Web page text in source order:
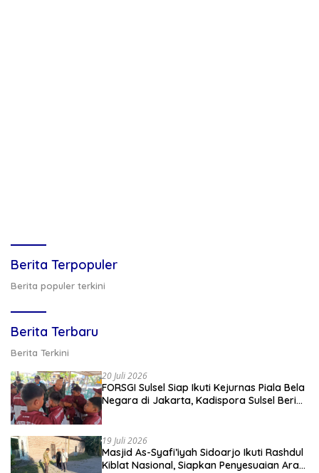
Berita Terpopuler
Berita populer terkini
Berita Terbaru
Berita Terkini
20 Juli 2026
FORSGI Sulsel Siap Ikuti Kejurnas Piala Bela
Negara di Jakarta, Kadispora Sulsel Beri
19 Juli 2026
Masjid As-Syafi’iyah Sidoarjo Ikuti Rashdul
Kiblat Nasional, Siapkan Penyesuaian Arah